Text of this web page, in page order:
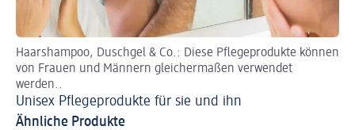
Haarshampoo, Duschgel & Co.: Diese Pflegeprodukte können
von Frauen und Männern gleichermaßen verwendet
werden..
Unisex Pflegeprodukte für sie und ihn
Ähnliche Produkte